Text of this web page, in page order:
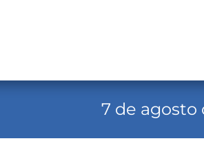
7 de agosto